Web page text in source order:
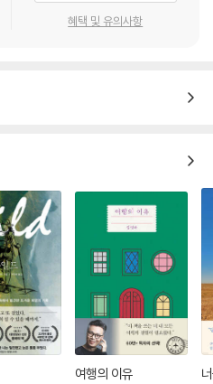
일 오가는 거리, 자주 들르는 작은 카
서 만난 고양이, 류블라냐 강가를 따
10년. 일러스트레이터 작가는 기차
다니며 여행자의 시선으로 본 풍경
다 작가와 함께 여행하듯 낯설지만
혜택 및 유의사항
여행의 이유